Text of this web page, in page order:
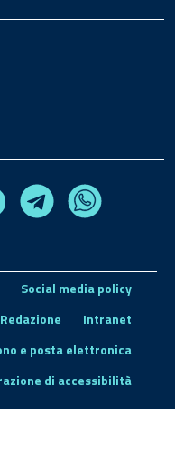
Youtube TelegramWhatsapp
Social media policy
Redazione
Intranet
e posta elettronica
di accessibilità